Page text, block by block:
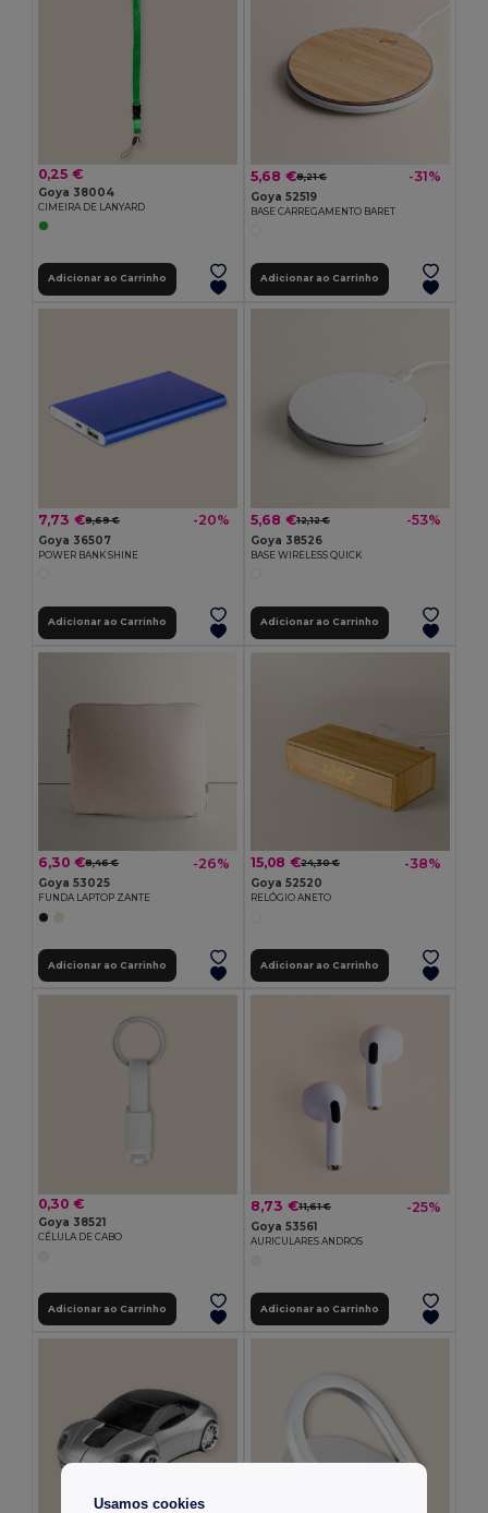
0,25 €
Goya 38004
CIMEIRA DE LANYARD
Adicionar ao Carrinho
5,68 €8,21 € -31%
Goya 52519
BASE CARREGAMENTO BARET
Adicionar ao Carrinho
7,73 €9,69 € -20%
Goya 36507
POWER BANK SHINE
Adicionar ao Carrinho
5,68 €12,12 € -53%
Goya 38526
BASE WIRELESS QUICK
Adicionar ao Carrinho
6,30 €8,46 € -26%
Goya 53025
FUNDA LAPTOP ZANTE
Adicionar ao Carrinho
15,08 €24,30 € -38%
Goya 52520
RELÓGIO ANETO
Adicionar ao Carrinho
0,30 €
Goya 38521
CÉLULA DE CABO
Adicionar ao Carrinho
8,73 €11,61 € -25%
Goya 53561
AURICULARES ANDROS
Adicionar ao Carrinho
Usamos cookies